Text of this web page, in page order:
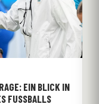
EIN BLICK IN
FUSSBALLS